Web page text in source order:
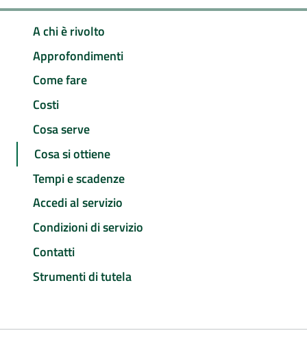
A chi è rivolto
Approfondimenti
Come fare
Costi
Cosa serve
Cosa si ottiene
Tempi e scadenze
Accedi al servizio
Condizioni di servizio
Contatti
Strumenti di tutela